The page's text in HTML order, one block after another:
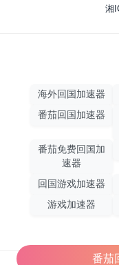
湘
海外回国加速器
番茄回国加速器
番茄免费回国加
速器
回国游戏加速器
游戏加速器
番茄